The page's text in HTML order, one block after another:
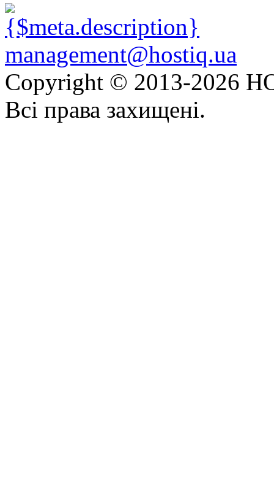
management@hostiq.ua
Copyright © 2013-2026
Всі права захищені.